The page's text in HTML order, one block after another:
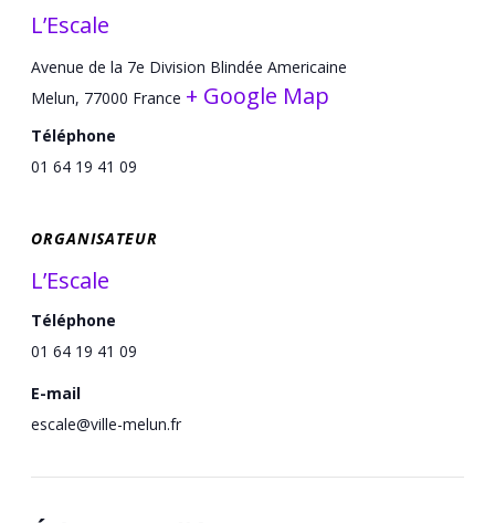
L’Escale
Avenue de la 7e Division Blindée Americaine
Melun, 77000 France + Google Map
Téléphone
01 64 19 41 09
ORGANISATEUR
L’Escale
Téléphone
01 64 19 41 09
E-mail
escale@ville-melun.fr